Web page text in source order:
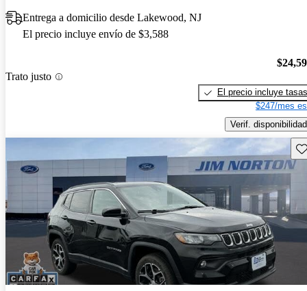
Entrega a domicilio desde Lakewood, NJ
El precio incluye envío de $3,588
Trato justo
El precio incluye tasas
$247/mes
Verif. disponibilidad